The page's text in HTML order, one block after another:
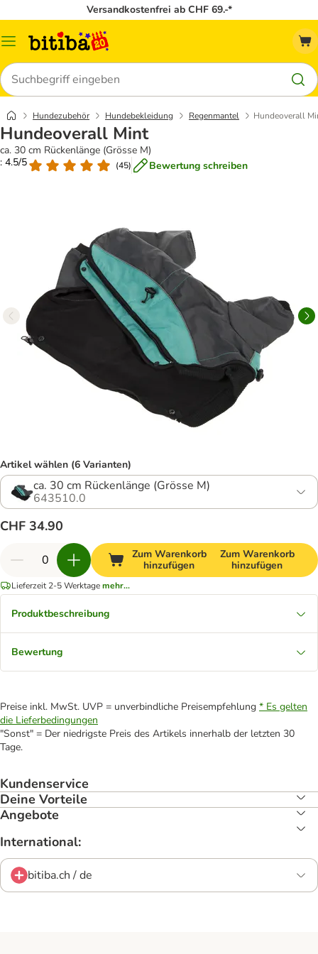
Versandkostenfrei ab CHF 69.-*
Menü
Suchen
Hundezubehör Hundebekleidung Regenmantel Hundeoverall
Hundeoverall Mint
ca. 30 cm Rückenlänge (Grösse M)
: 4.5/5
(45) Bewertung schreiben
Artikel wählen (6 Varianten)
ca. 30 cm Rückenlänge (Grösse M)
643510.0
CHF 34.90
Zum Warenkorb
hinzufügen
Zum Warenkorb
hinzufügen
Lieferzeit 2-5 Werktagemehr...
Produktbeschreibung
Bewertung
Preise inkl. MwSt. UVP = unverbindliche Preisempfehlung * Es gelten
die Lieferbedingungen
"Sonst" = Der niedrigste Preis des Artikels innerhalb der letzten 30
Tage.
Kundenservice
Deine Vorteile
Angebote
International:
bitiba.ch / de